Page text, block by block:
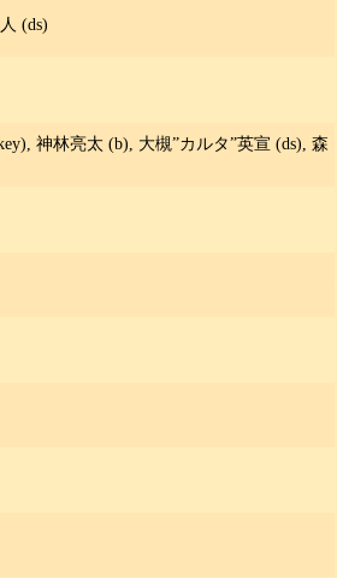
(ds)
神林亮太 (b), 大槻”カルタ”英宣 (ds), 森